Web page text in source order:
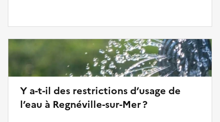
Y a-t-il des restrictions d’usage de
l’eau à Regnéville-sur-Mer ?